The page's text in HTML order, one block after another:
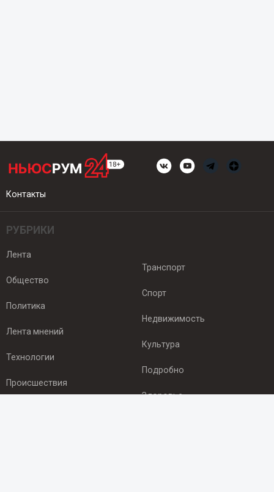
Контакты
РУБРИКИ
Лента
Общество
Политика
Лента мнений
Технологии
Происшествия
Транспорт
Спорт
Недвижимость
Культура
Подробно
Здоровье